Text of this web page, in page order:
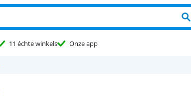
11 échte winkels Onze app